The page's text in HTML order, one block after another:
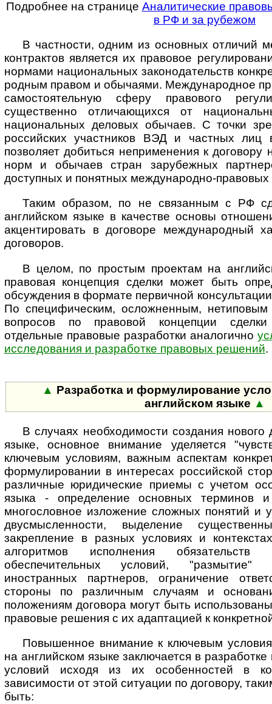
Подробнее на странице Аналитические
в РФ и за рубежом
В частности, одним из основных отличий
контрактов является их правовое
нормами национальных законодательств
род­ным правом и обычаями. Международное
самостоятельную сферу правового
существенно отличающихся от
национальных деловых обычаев. С точки
российских участников ВЭД и частных лиц
позволяет добиться неприменения к
норм и обычаев стран зарубежных
доступных и понятных международно-правовых
Таким образом, по не связанным с РФ
английском языке в качестве основы
акцентировать в договоре международный
договоров.
В целом, по простым проектам на
правовая концепция сделки может быть
обсуждения в формате первичной
По специфическим, осложненным,
вопросов по правовой концепции сделки
отдельные правовые разработки аналогично
исследования и разработке правовых решений.
▲ Разработка и формулирование
английском языке ▲
В случаях необходимости создания нового
языке, основное внимание уделяется
ключевым условиям, важным аспектам
фор­му­ли­ро­ва­нии в интересах российской
различные юридические приемы с учетом
языка - определение основных терминов
многословное изложение сложных понятий и
двусмысленности, выделение
закрепление в разных условиях и
алгоритмов исполнения
обеспечительных условий, "размытие"
иностранных партнеров, ограничение
стороны по различным случаям и
положениям договора могут быть
правовые решения с их адаптацией к
Повышенное внимание к ключевым
на английском языке заключается в
условий исходя из их особенностей в
зависимости от этой ситуации по договору,
быть: